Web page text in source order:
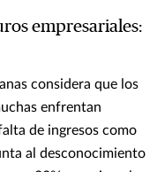
empresariales:
considera que los
enfrentan
de ingresos como
al desconocimiento